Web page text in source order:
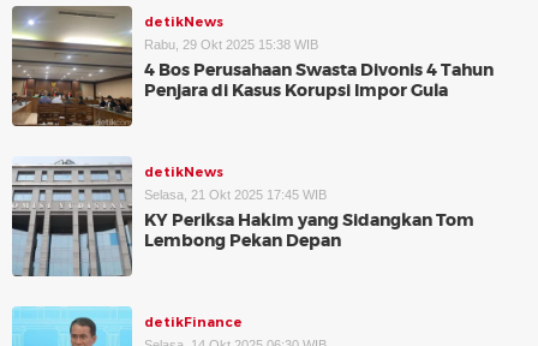
detikNews
Rabu, 29 Okt 2025 15:38 WIB
4 Bos Perusahaan Swasta Divonis 4 Tahun
Penjara di Kasus Korupsi Impor Gula
detikNews
Selasa, 21 Okt 2025 17:45 WIB
KY Periksa Hakim yang Sidangkan Tom
Lembong Pekan Depan
detikFinance